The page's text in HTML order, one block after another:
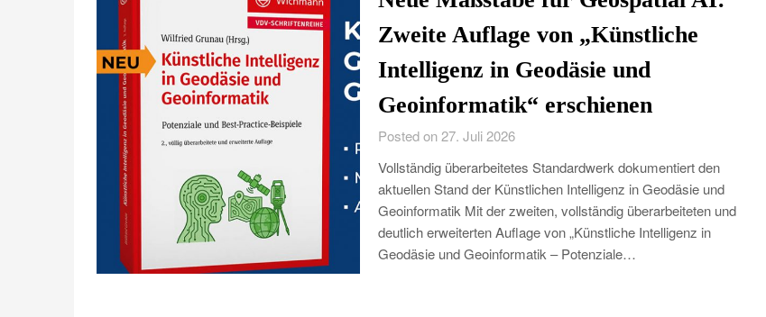
Zweite Auflage von „Künstliche
Intelligenz in Geodäsie und
Geoinformatik“ erschienen
Posted on 27. Juli 2026
Vollständig überarbeitetes Standardwerk dokumentiert den
aktuellen Stand der Künstlichen Intelligenz in Geodäsie und
Geoinformatik Mit der zweiten, vollständig überarbeiteten und
deutlich erweiterten Auflage von „Künstliche Intelligenz in
Geodäsie und Geoinformatik – Potenziale…